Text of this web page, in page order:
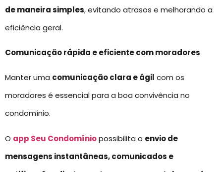
de maneira simples, evitando atrasos e melhorando a
eficiência geral.
Comunicação rápida e eficiente com moradores
Manter uma comunicação clara e ágil com os
moradores é essencial para a boa convivência no
condomínio.
O app Seu Condomíniopossibilita o envio de
mensagens instantâneas, comunicados e